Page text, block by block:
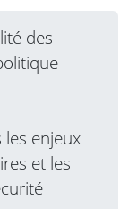
des
les enjeux
et les